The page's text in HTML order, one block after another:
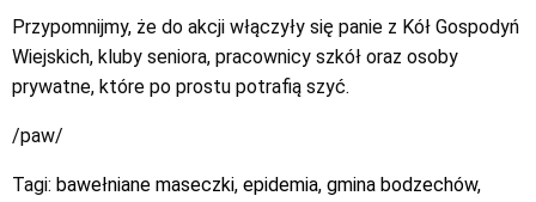
Przypomnijmy, że do akcji włączyły się panie z Kół Gospodyń
Wiejskich, kluby seniora, pracownicy szkół oraz osoby
prywatne, które po prostu potrafią szyć.
/paw/
Tagi: bawełniane maseczki, epidemia, gmina bodzechów,